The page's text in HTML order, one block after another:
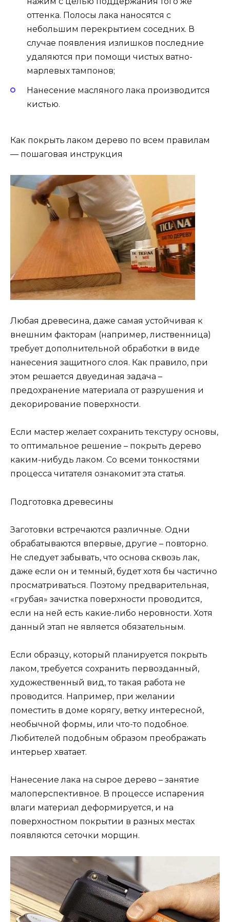
оттенка. Полосы лака наносятся с
небольшим перекрытием соседних. В
случае появления излишков последние
удаляются при помощи чистых ватно-
марлевых тампонов;
Нанесение масляного лака производится
кистью.
Как покрыть лаком дерево по всем правилам
— пошаговая инструкция
Любая древесина, даже самая устойчивая к
внешним факторам (например, лиственница)
требует дополнительной обработки в виде
нанесения защитного слоя. Как правило, при
этом решается двуединая задача –
предохранение материала от разрушения и
декорирование поверхности.
Если мастер желает сохранить текстуру основы,
то оптимальное решение – покрыть дерево
каким-нибудь лаком. Со всеми тонкостями
процесса читателя ознакомит эта статья.
Подготовка древесины
Заготовки встречаются различные. Одни
обрабатываются впервые, другие – повторно.
Не следует забывать, что основа сквозь лак,
даже если он и темный, будет хотя бы частично
просматриваться. Поэтому предварительная,
«грубая» зачистка поверхности проводится,
если на ней есть какие-либо неровности. Хотя
данный этап не является обязательным.
Если образцу, который планируется покрыть
лаком, требуется сохранить первозданный,
художественный вид, то такая работа не
проводится. Например, при желании
поместить в доме корягу, ветку интересной,
необычной формы, или что-то подобное.
Любителей подобным образом преображать
интерьер хватает.
Нанесение лака на сырое дерево – занятие
малоперспективное. В процессе испарения
влаги материал деформируется, и на
поверхностном покрытии в разных местах
появляются сеточки морщин.